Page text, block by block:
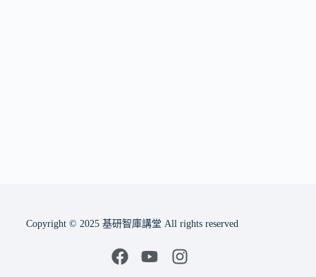
Copyright © 2025 基研智庫講堂 All rights reserved